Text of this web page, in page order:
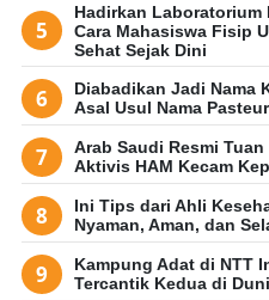
Hadirkan Laboratorium
Cara Mahasiswa Fisip
Sehat Sejak Dini
Diabadikan Jadi Nama
Asal Usul Nama Pasteur
Arab Saudi Resmi
Aktivis HAM Kecam
Ini Tips dari Ahli
Nyaman, Aman, dan
Kampung Adat di NTT
Tercantik Kedua di